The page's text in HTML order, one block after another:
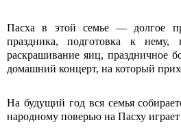
Пасха в этой семье ― долгое
праздника, подготовка к нему,
раскрашивание яиц, праздничное
домашний концерт, на который
На будущий год вся семья
народному поверью на Пасху